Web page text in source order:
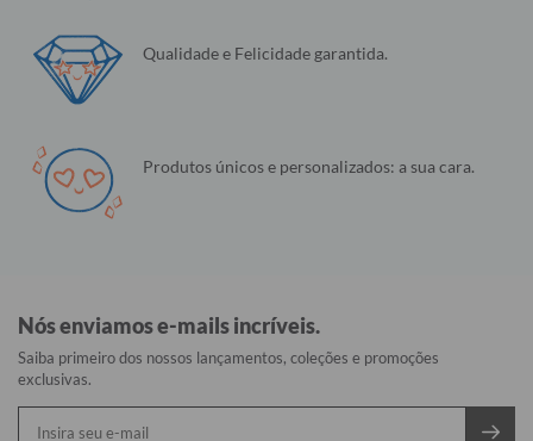
Qualidade e Felicidade garantida.
Produtos únicos e personalizados: a sua cara.
Nós enviamos e-mails incríveis.
Saiba primeiro dos nossos lançamentos, coleções e promoções
exclusivas.